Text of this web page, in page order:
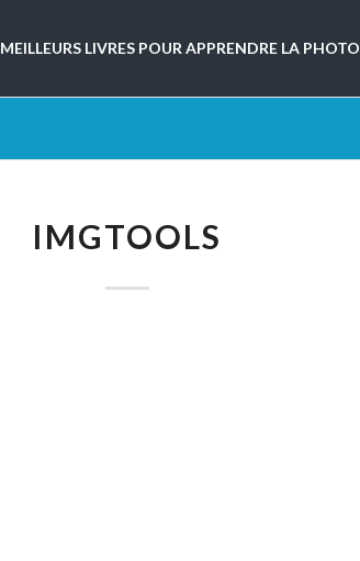
MEILLEURS LIVRES POUR APPRENDRE LA PHOTO
IMGTOOLS